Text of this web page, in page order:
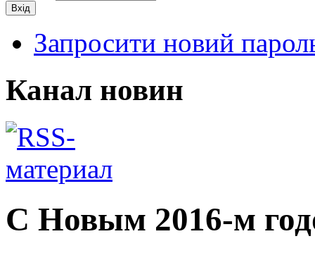
Запросити новий
Канал новин
С Новым 2016-м